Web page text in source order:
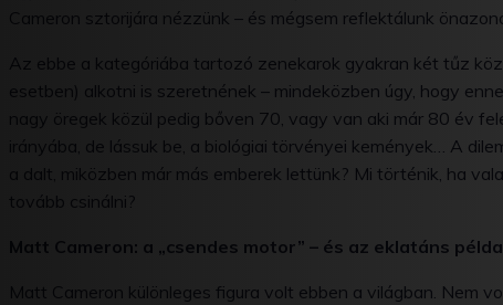
Cameron sztorijára nézzünk – és mégsem reflektálunk
Az ebbe a kategóriába tartozó zenekarok gyakran két tűz
esetben) alkotni is szeretnének – mindeközben úgy, hogy
nagy öregek közül pedig bőven 70, vagy van aki már 80 év
irányába, de lássuk be, a biológiai törvényei kemények… A
a dalt, miközben már más emberek lettünk? Mi történik, ha
tovább csinálni?
Matt Cameron: a „csendes motor” – és az eklatáns példa
Matt Cameron különleges figura volt ebben a világban. Nem